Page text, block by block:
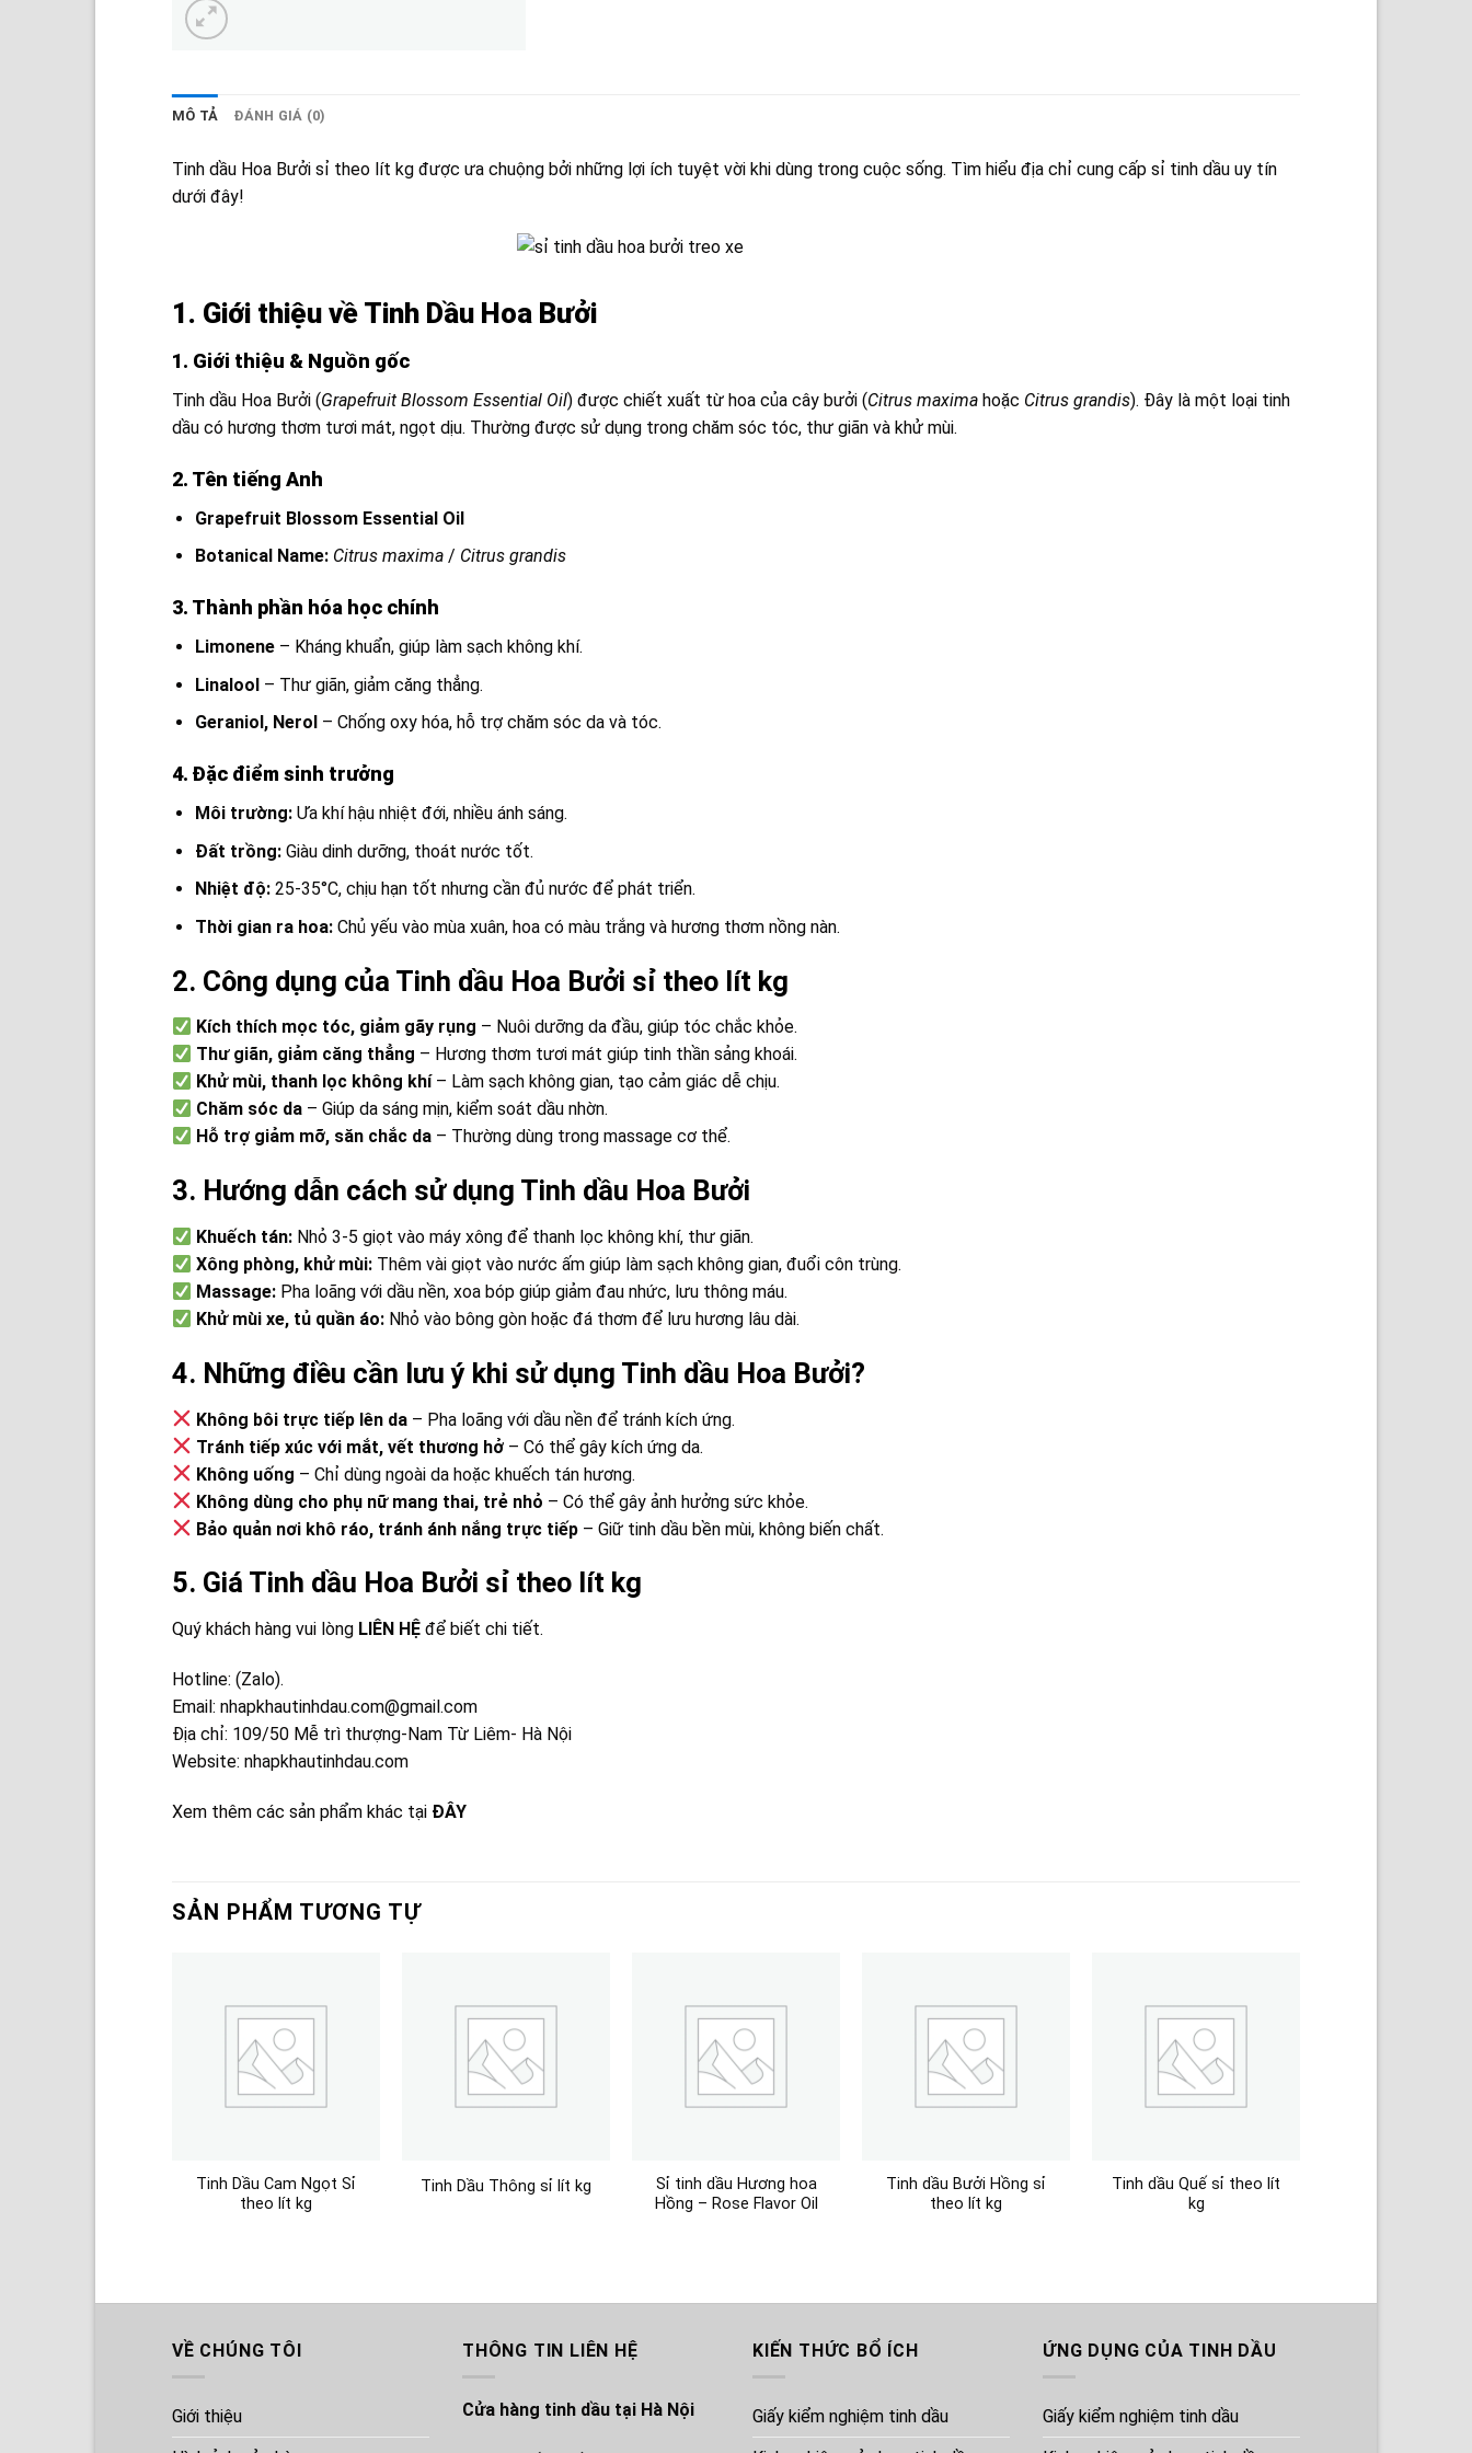
MÔ TẢ ĐÁNH GIÁ (0)
Tinh dầu Hoa Bưởi sỉ theo lít kg được ưa chuộng bởi những lợi ích tuyệt vời khi dùng trong cuộc sống. Tìm hiểu địa chỉ cung cấp sỉ tinh dầu uy tín
dưới đây!
1. Giới thiệu về Tinh Dầu Hoa Bưởi
1. Giới thiệu & Nguồn gốc
Tinh dầu Hoa Bưởi (Grapefruit Blossom Essential Oil) được chiết xuất từ hoa của cây bưởi (Citrus maxima hoặc Citrus grandis). Đây là một loại tinh
dầu có hương thơm tươi mát, ngọt dịu. Thường được sử dụng trong chăm sóc tóc, thư giãn và khử mùi.
2. Tên tiếng Anh
Grapefruit Blossom Essential Oil
Botanical Name: Citrus maxima/ Citrus grandis
3. Thành phần hóa học chính
Limonene– Kháng khuẩn, giúp làm sạch không khí.
Linalool– Thư giãn, giảm căng thẳng.
Geraniol, Nerol – Chống oxy hóa, hỗ trợ chăm sóc da và tóc.
4. Đặc điểm sinh trưởng
Môi trường:Ưa khí hậu nhiệt đới, nhiều ánh sáng.
Đất trồng:Giàu dinh dưỡng, thoát nước tốt.
Nhiệt độ:25-35°C, chịu hạn tốt nhưng cần đủ nước để phát triển.
Thời gian ra hoa:Chủ yếu vào mùa xuân, hoa có màu trắng và hương thơm nồng nàn.
2. Công dụng của Tinh dầu Hoa Bưởi sỉ theo lít kg
Kích thích mọc tóc, giảm gãy rụng – Nuôi dưỡng da đầu, giúp tóc chắc khỏe.
Thư giãn, giảm căng thẳng – Hương thơm tươi mát giúp tinh thần sảng khoái.
Khử mùi, thanh lọc không khí– Làm sạch không gian, tạo cảm giác dễ chịu.
Chăm sóc da – Giúp da sáng mịn, kiểm soát dầu nhờn.
Hỗ trợ giảm mỡ, săn chắc da – Thường dùng trong massage cơ thể.
3. Hướng dẫn cách sử dụng Tinh dầu Hoa Bưởi
Khuếch tán: Nhỏ 3-5 giọt vào máy xông để thanh lọc không khí, thư giãn.
Xông phòng, khử mùi: Thêm vài giọt vào nước ấm giúp làm sạch không gian, đuổi côn trùng.
Massage: Pha loãng với dầu nền, xoa bóp giúp giảm đau nhức, lưu thông máu.
Khử mùi xe, tủ quần áo: Nhỏ vào bông gòn hoặc đá thơm để lưu hương lâu dài.
4. Những điều cần lưu ý khi sử dụng Tinh dầu Hoa Bưởi?
Không bôi trực tiếp lên da – Pha loãng với dầu nền để tránh kích ứng.
Tránh tiếp xúc với mắt, vết thương hở – Có thể gây kích ứng da.
Không uống – Chỉ dùng ngoài da hoặc khuếch tán hương.
Không dùng cho phụ nữ mang thai, trẻ nhỏ – Có thể gây ảnh hưởng sức khỏe.
Bảo quản nơi khô ráo, tránh ánh nắng trực tiếp – Giữ tinh dầu bền mùi, không biến chất.
5. Giá Tinh dầu Hoa Bưởi sỉ theo lít kg
Quý khách hàng vui lòng LIÊN HỆ để biết chi tiết.
Hotline: (Zalo).
Email: nhapkhautinhdau.com@gmail.com
Địa chỉ: 109/50 Mễ trì thượng-Nam Từ Liêm- Hà Nội
Website: nhapkhautinhdau.com
Xem thêm các sản phẩm khác tại ĐÂY
SẢN PHẨM TƯƠNG TỰ
Tinh Dầu Cam Ngọt Sỉ
theo lít kg
Tinh Dầu Thông sỉ lít kg
Sỉ tinh dầu Hương hoa
Hồng – Rose Flavor Oil
Tinh dầu Bưởi Hồng sỉ
theo lít kg
Tinh dầu Quế sỉ theo lít
kg
VỀ CHÚNG TÔI
Giới thiệu
THÔNG TIN LIÊN HỆ
Cửa hàng tinh dầu tại Hà Nội
KIẾN THỨC BỔ ÍCH
Giấy kiểm nghiệm tinh dầu
ỨNG DỤNG CỦA TINH DẦU
Giấy kiểm nghiệm tinh dầu